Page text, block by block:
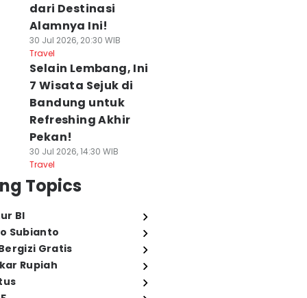
dari Destinasi
Alamnya Ini!
30 Jul 2026, 20:30 WIB
Travel
Selain Lembang, Ini
7 Wisata Sejuk di
Bandung untuk
Refreshing Akhir
Pekan!
30 Jul 2026, 14:30 WIB
Travel
Topics
BI
Subianto
Gratis
Rupiah